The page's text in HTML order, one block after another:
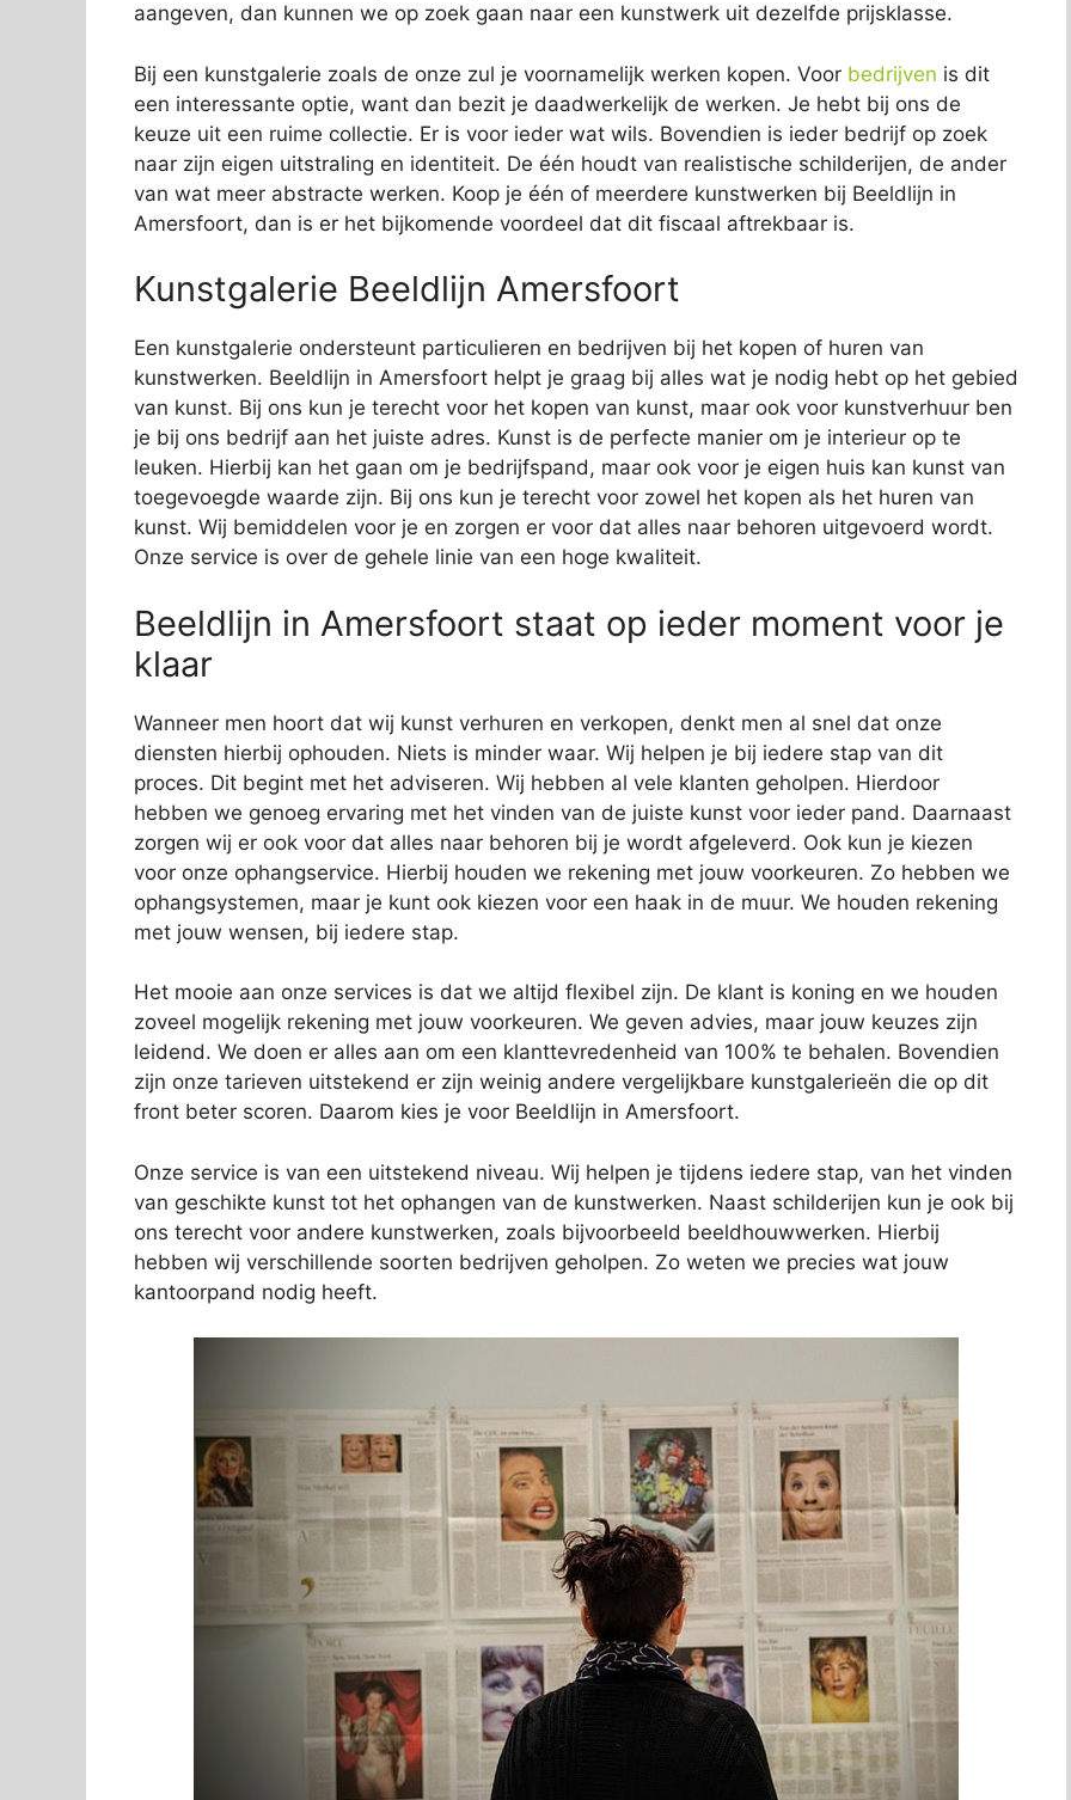
aangeven, dan kunnen we op zoek gaan naar een kunstwerk uit dezelfde prijsklasse.
Bij een kunstgalerie zoals de onze zul je voornamelijk werken kopen. Voor bedrijven is dit
een interessante optie, want dan bezit je daadwerkelijk de werken. Je hebt bij ons de
keuze uit een ruime collectie. Er is voor ieder wat wils. Bovendien is ieder bedrijf op zoek
naar zijn eigen uitstraling en identiteit. De één houdt van realistische schilderijen, de ander
van wat meer abstracte werken. Koop je één of meerdere kunstwerken bij Beeldlijn in
Amersfoort, dan is er het bijkomende voordeel dat dit fiscaal aftrekbaar is.
Kunstgalerie Beeldlijn Amersfoort
Een kunstgalerie ondersteunt particulieren en bedrijven bij het kopen of huren van
kunstwerken. Beeldlijn in Amersfoort helpt je graag bij alles wat je nodig hebt op het gebied
van kunst. Bij ons kun je terecht voor het kopen van kunst, maar ook voor kunstverhuur ben
je bij ons bedrijf aan het juiste adres. Kunst is de perfecte manier om je interieur op te
leuken. Hierbij kan het gaan om je bedrijfspand, maar ook voor je eigen huis kan kunst van
toegevoegde waarde zijn. Bij ons kun je terecht voor zowel het kopen als het huren van
kunst. Wij bemiddelen voor je en zorgen er voor dat alles naar behoren uitgevoerd wordt.
Onze service is over de gehele linie van een hoge kwaliteit.
Beeldlijn in Amersfoort staat op ieder moment voor je
klaar
Wanneer men hoort dat wij kunst verhuren en verkopen, denkt men al snel dat onze
diensten hierbij ophouden. Niets is minder waar. Wij helpen je bij iedere stap van dit
proces. Dit begint met het adviseren. Wij hebben al vele klanten geholpen. Hierdoor
hebben we genoeg ervaring met het vinden van de juiste kunst voor ieder pand. Daarnaast
zorgen wij er ook voor dat alles naar behoren bij je wordt afgeleverd. Ook kun je kiezen
voor onze ophangservice. Hierbij houden we rekening met jouw voorkeuren. Zo hebben we
ophangsystemen, maar je kunt ook kiezen voor een haak in de muur. We houden rekening
met jouw wensen, bij iedere stap.
Het mooie aan onze services is dat we altijd flexibel zijn. De klant is koning en we houden
zoveel mogelijk rekening met jouw voorkeuren. We geven advies, maar jouw keuzes zijn
leidend. We doen er alles aan om een klanttevredenheid van 100% te behalen. Bovendien
zijn onze tarieven uitstekend er zijn weinig andere vergelijkbare kunstgalerieën die op dit
front beter scoren. Daarom kies je voor Beeldlijn in Amersfoort.
Onze service is van een uitstekend niveau. Wij helpen je tijdens iedere stap, van het vinden
van geschikte kunst tot het ophangen van de kunstwerken. Naast schilderijen kun je ook bij
ons terecht voor andere kunstwerken, zoals bijvoorbeeld beeldhouwwerken. Hierbij
hebben wij verschillende soorten bedrijven geholpen. Zo weten we precies wat jouw
kantoorpand nodig heeft.